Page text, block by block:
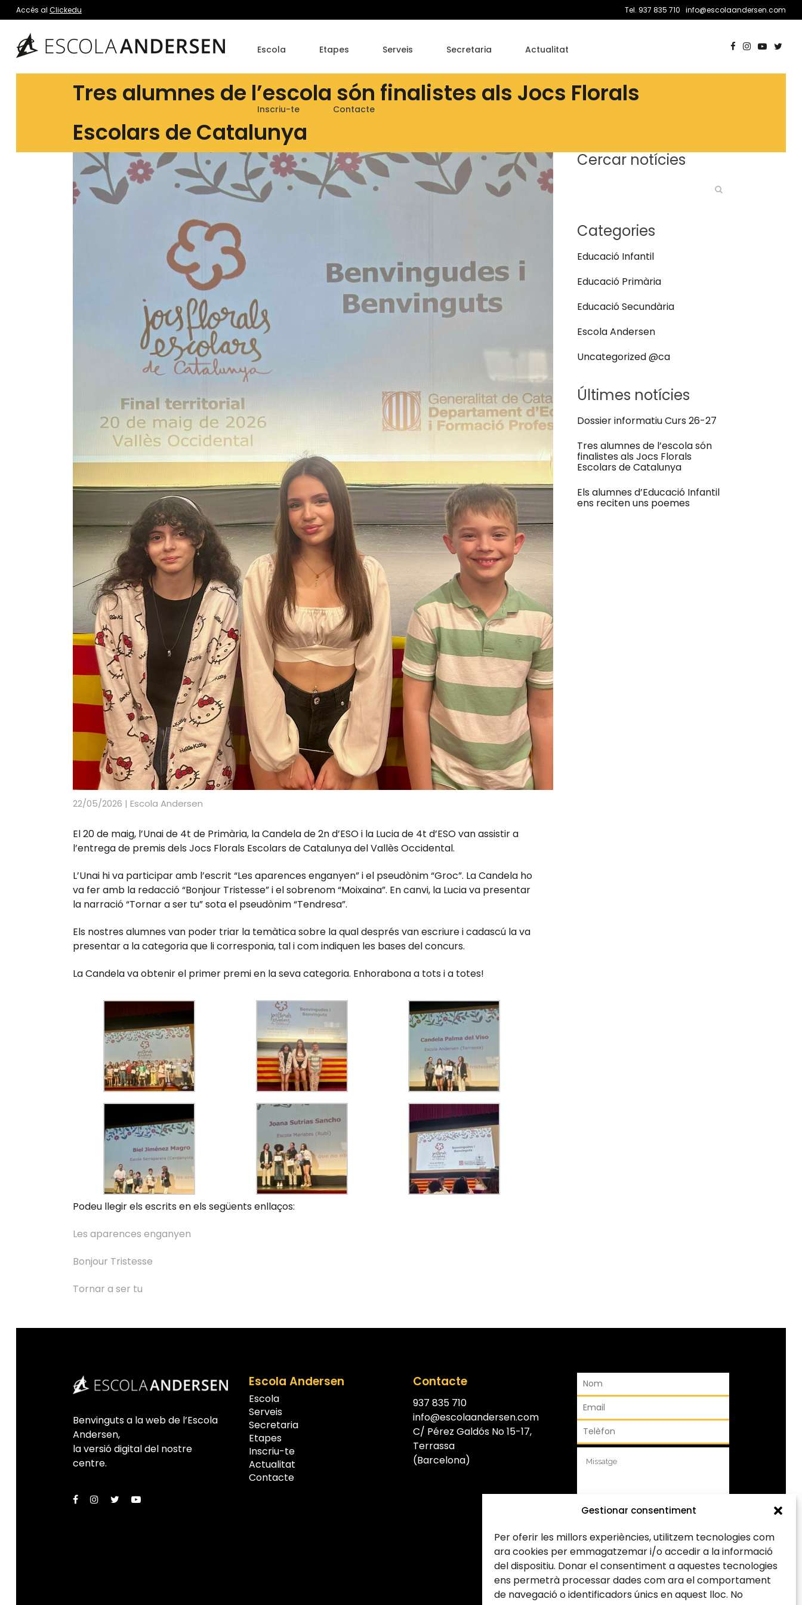
Gestionar consentiment
Per oferir les millors experiències, utilitzem tecnologies com
ara cookies per emmagatzemar i/o accedir a la informació
del dispositiu. Donar el consentiment a aquestes tecnologies
ens permetrà processar dades com ara el comportament
de navegació o identificadors únics en aquest lloc. No
Accés al Clickedu Tel. 937 835 710info@escolaandersen.com
Escola Etapes Serveis Secretaria Actualitat
Inscriu-te Contacte
Tres alumnes de l’escola són finalistes als Jocs Florals
Escolars de Catalunya
22/05/2026 | Escola Andersen
El 20 de maig, l’Unai de 4t de Primària, la Candela de 2n d’ESO i la Lucia de 4t d’ESO van assistir a
l’entrega de premis dels Jocs Florals Escolars de Catalunya del Vallès Occidental.
L’Unai hi va participar amb l’escrit “Les aparences enganyen” i el pseudònim “Groc”. La Candela ho
va fer amb la redacció “Bonjour Tristesse” i el sobrenom “Moixaina”. En canvi, la Lucia va presentar
la narració “Tornar a ser tu” sota el pseudònim “Tendresa”.
Els nostres alumnes van poder triar la temàtica sobre la qual després van escriure i cadascú la va
presentar a la categoria que li corresponia, tal i com indiquen les bases del concurs.
La Candela va obtenir el primer premi en la seva categoria. Enhorabona a tots i a totes!
Podeu llegir els escrits en els següents enllaços:
Les aparences enganyen
Bonjour Tristesse
Tornar a ser tu
Cercar notícies
Categories
Educació Infantil
Educació Primària
Educació Secundària
Escola Andersen
Uncategorized @ca
Últimes notícies
Dossier informatiu Curs 26-27
Tres alumnes de l’escola són
finalistes als Jocs Florals
Escolars de Catalunya
Els alumnes d’Educació Infantil
ens reciten uns poemes
Benvinguts a la web de l’Escola
Andersen,
la versió digital del nostre
centre.
Escola Andersen
Escola
Serveis
Secretaria
Etapes
Inscriu-te
Actualitat
Contacte
Contacte
937 835 710
info@escolaandersen.com
C/ Pérez Galdós No 15-17,
Terrassa
(Barcelona)
He llegit i accepto la
política de
privacitat